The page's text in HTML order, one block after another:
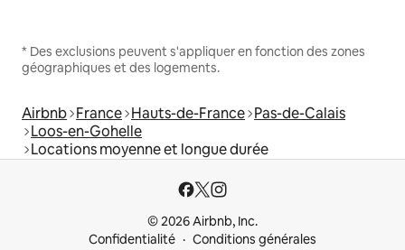
* Des exclusions peuvent s'appliquer en fonction des zones
géographiques et des logements.
Airbnb France Hauts-de-France Pas-de-Calais
Loos-en-Gohelle
Locations moyenne et longue durée
© 2026 Airbnb, Inc.
Confidentialité
Conditions générales